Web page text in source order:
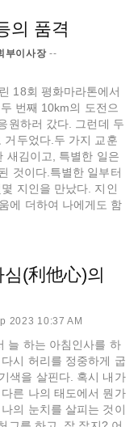
의 품격
부이사장--
18회 평화마라톤에서
번째 10km의 도전으
원하러 갔다. 그런데 두
거두었다.두 가지 교훈
새김이고, 특별한 일은
것이다.특별한 일부터
지인을 만났다. 지인
에 더하여 나에게도 함
(利他心)의
2023 10:37 AM
늘 하는 아침인사를 하
시 허리를 정중하게 굽
색을 살핀다. 혹시 내가
른 나의 태도에서 뭔가
의 눈치를 살피는 것이